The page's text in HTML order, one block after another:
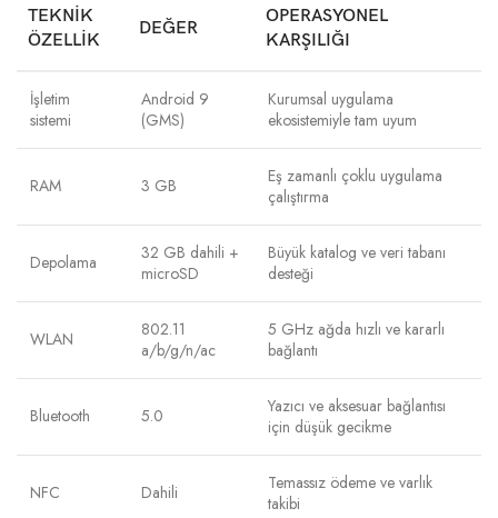
TEKNIK
ÖZELLIK
DEĞER
OPERASYONEL
KARŞILIĞI
İşletim
sistemi
Android 9
(GMS)
Kurumsal uygulama
ekosistemiyle tam uyum
RAM 3 GB
Eş zamanlı çoklu uygulama
çalıştırma
Depolama
32 GB dahili +
microSD
Büyük katalog ve veri tabanı
desteği
WLAN
802.11
a/b/g/n/ac
5 GHz ağda hızlı ve kararlı
bağlantı
Bluetooth 5.0
Yazıcı ve aksesuar bağlantısı
için düşük gecikme
NFC Dahili
Temassız ödeme ve varlık
takibi